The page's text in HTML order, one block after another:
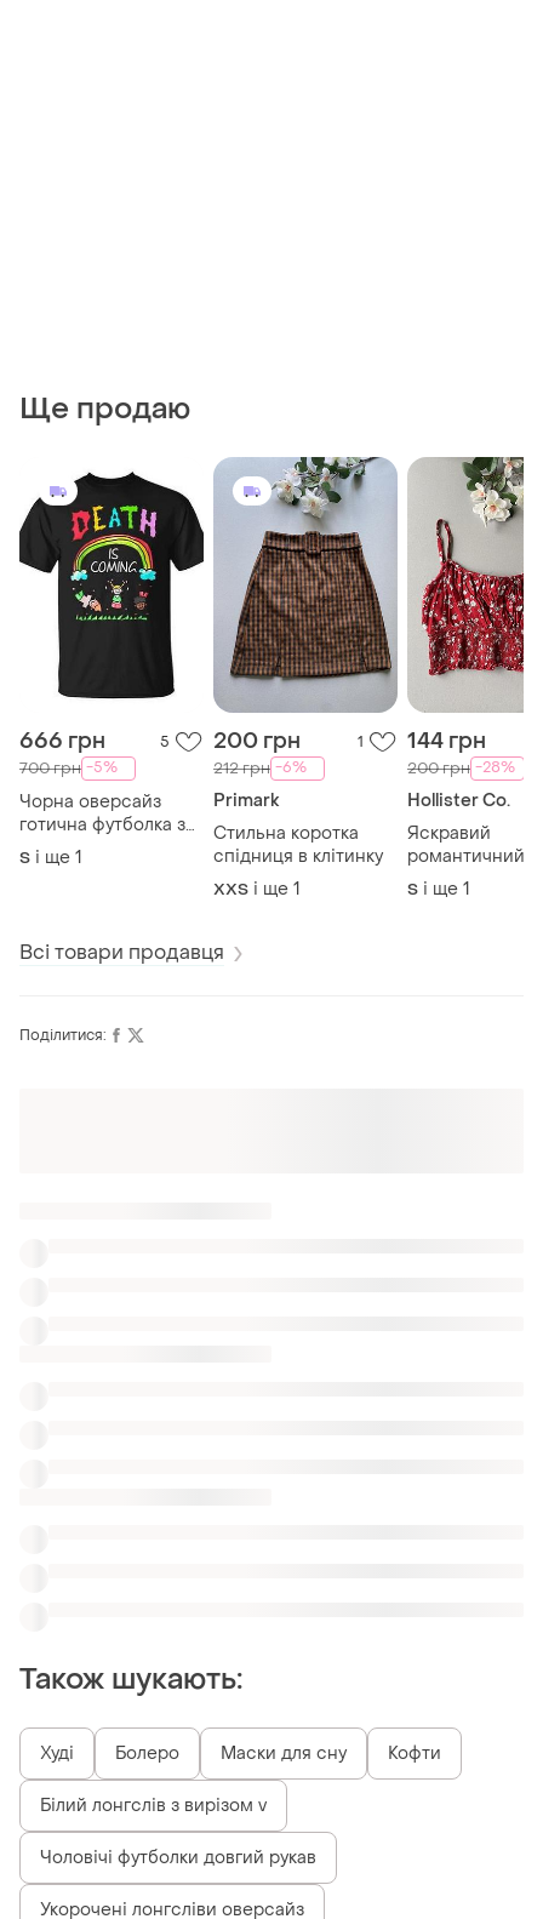
Ще продаю
666 грн 5
700 грн -5%
Чорна оверсайз
готична футболка з
принтом death is
coming y2k
S і ще 1
200 грн 1
212 грн -6%
Primark
Стильна коротка
спідниця в клітинку
XХS і ще 1
144 грн
200 грн -28%
Hollister Co.
Яскравий
романтичний
червоний кроп
віскоза з
S і ще 1
Всі товари продавця
Поділитися:
Також шукають: